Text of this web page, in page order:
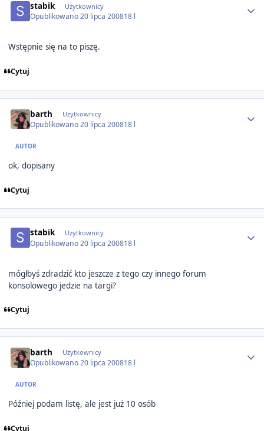
stabik Użytkownicy
Opublikowano20 lipca 200818 l
Wstępnie się na to piszę.
Cytuj
barth Użytkownicy
Opublikowano20 lipca 200818 l
AUTOR
ok, dopisany
Cytuj
stabik Użytkownicy
Opublikowano20 lipca 200818 l
mógłbyś zdradzić kto jeszcze z tego czy innego forum
konsolowego jedzie na targi?
Cytuj
barth Użytkownicy
Opublikowano20 lipca 200818 l
AUTOR
Później podam listę, ale jest już 10 osób
Cytuj